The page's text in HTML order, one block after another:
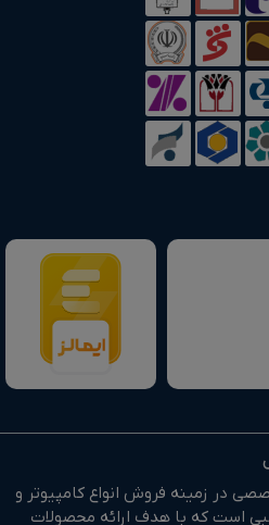
در زمینه فروش انواع کامپیوتر و
است که با هدف ارائه محصولات